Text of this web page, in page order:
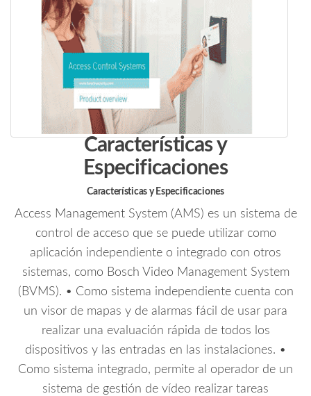
Características y
Especificaciones
Características y Especificaciones
Access Management System (AMS) es un sistema de
control de acceso que se puede utilizar como
aplicación independiente o integrado con otros
sistemas, como Bosch Video Management System
(BVMS). • Como sistema independiente cuenta con
un visor de mapas y de alarmas fácil de usar para
realizar una evaluación rápida de todos los
dispositivos y las entradas en las instalaciones. •
Como sistema integrado, permite al operador de un
sistema de gestión de vídeo realizar tareas